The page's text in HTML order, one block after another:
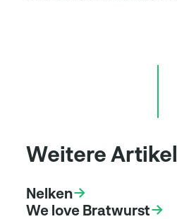
Weitere Artikel
Nelken
We love Bratwurst